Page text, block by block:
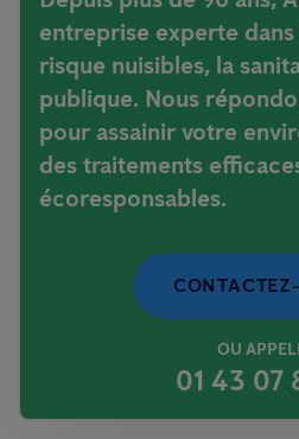
entreprise experte
risque nuisibles, la
publique. Nous
pour assainir votre
des traitements
écoresponsables.
OU
01 43 07